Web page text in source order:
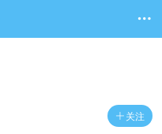

 关注